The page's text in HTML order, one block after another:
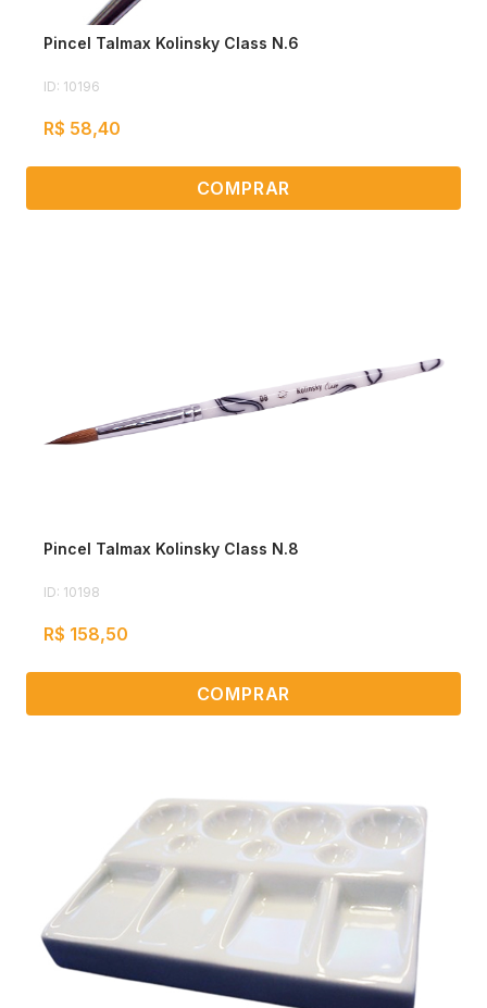
Pincel Talmax Kolinsky Class N.6
ID: 10196
R$ 58,40
COMPRAR
Pincel Talmax Kolinsky Class N.8
ID: 10198
R$ 158,50
COMPRAR